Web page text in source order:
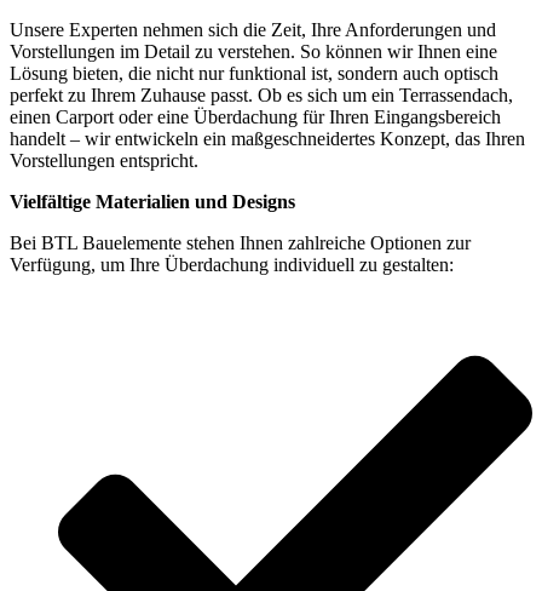
Unsere Experten nehmen sich die Zeit, Ihre Anforderungen und
Vorstellungen im Detail zu verstehen. So können wir Ihnen eine
Lösung bieten, die nicht nur funktional ist, sondern auch optisch
perfekt zu Ihrem Zuhause passt. Ob es sich um ein Terrassendach,
einen Carport oder eine Überdachung für Ihren Eingangsbereich
handelt – wir entwickeln ein maßgeschneidertes Konzept, das Ihren
Vorstellungen entspricht.
Vielfältige Materialien und Designs
Bei BTL Bauelemente stehen Ihnen zahlreiche Optionen zur
Verfügung, um Ihre Überdachung individuell zu gestalten: